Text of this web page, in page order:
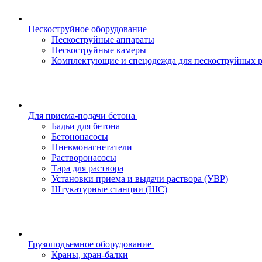
Пескоструйное оборудование
Пескоструйные аппараты
Пескоструйные камеры
Комплектующие и спецодежда для пескоструйных
Для приема-подачи бетона
Бадьи для бетона
Бетононасосы
Пневмонагнетатели
Растворонасосы
Тара для раствора
Установки приема и выдачи раствора (УВР)
Штукатурные станции (ШС)
Грузоподъемное оборудование
Краны, кран-балки